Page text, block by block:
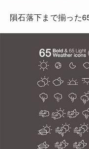
隕石落下まで揃った